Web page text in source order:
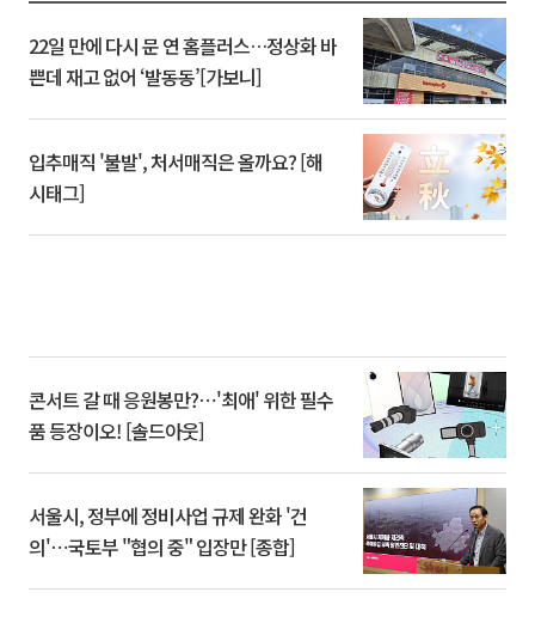
22일 만에 다시 문 연 홈플러스…정상화 바
쁜데 재고 없어 ‘발동동’[가보니]
입추매직 '불발', 처서매직은 올까요? [해
시태그]
콘서트 갈 때 응원봉만?⋯'최애' 위한 필수
품 등장이오! [솔드아웃]
서울시, 정부에 정비사업 규제 완화 '건
의'⋯국토부 "협의 중" 입장만 [종합]